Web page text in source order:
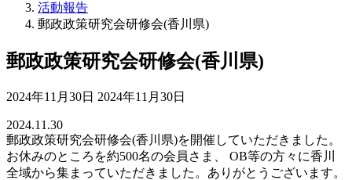
活動報告
郵政政策研究会研修会(香川県)
郵政政策研究会研修会(香川県)
2024年11月30日 最
新
日
2024年11月30日
2024.11.30
郵政政策研究会研修会(香川県)を開催していただきました。
お休みのところを約500名の会員さま、 OB等の方々に香川
全域から集まっていただきました。ありがとうございます。